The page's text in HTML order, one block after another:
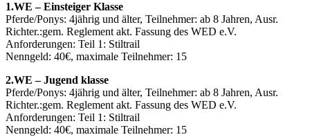
1.WE – Einsteiger Klasse
Pferde/Ponys: 4jährig und älter, Teilnehmer: ab 8 Jahren, Ausr.
Richter.:gem. Reglement akt. Fassung des WED e.V.
Anforderungen: Teil 1: Stiltrail
Nenngeld: 40€, maximale Teilnehmer: 15
2.WE – Jugend klasse
Pferde/Ponys: 4jährig und älter, Teilnehmer: ab 8 Jahren, Ausr.
Richter.:gem. Reglement akt. Fassung des WED e.V.
Anforderungen: Teil 1: Stiltrail
Nenngeld: 40€, maximale Teilnehmer: 15